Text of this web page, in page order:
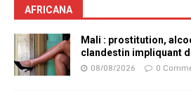
AFRICANA
Mali : prostitution,
clandestin impliquant
08/08/2026 0